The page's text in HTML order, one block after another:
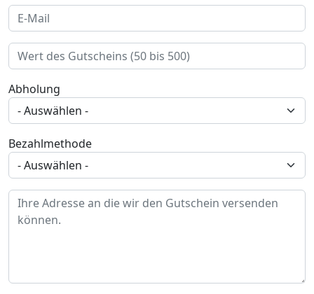
E-Mail
Wert des Gutscheins
Abholung
Bezahlmethode
Ihre Adresse